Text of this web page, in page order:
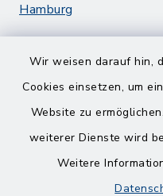
Wir weisen darauf hin,
Cookies einsetzen, um
Website zu
weiterer Dienste wird
Weitere
Hamburg